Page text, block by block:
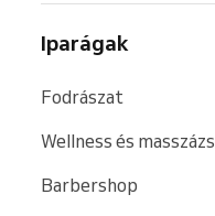
Iparágak
Fodrászat
Wellness és masszázs
Barbershop